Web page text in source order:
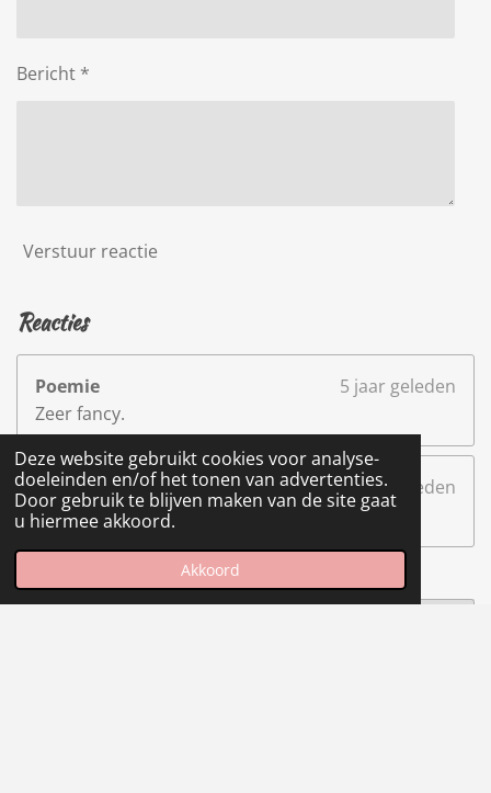
Deze website gebruikt cookies voor analyse-
doeleinden en/of het tonen van advertenties.
Door gebruik te blijven maken van de site gaat
u hiermee akkoord.
Akkoord
Bericht *
Verstuur reactie
Reacties
Poemie
5 jaar geleden
Zeer fancy.
Heleen Hoekstra
5 jaar geleden
Mooie en Duidelijke Site ;)